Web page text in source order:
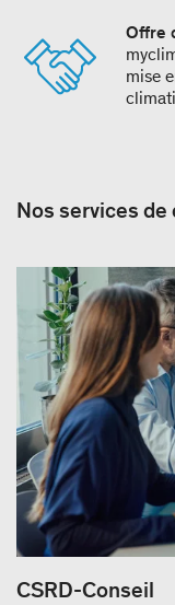
Offre
mise
Nos services
CSRD-Conseil